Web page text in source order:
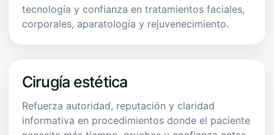
tecnología y confianza en tratamientos faciales,
corporales, aparatología y rejuvenecimiento.
Cirugía estética
Refuerza autoridad, reputación y claridad
informativa en procedimientos donde el paciente